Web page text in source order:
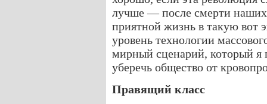
лучше — после смерти наших
приятной жизнь в такую вот
уровень технологии
мирный сценарий, который я
уберечь общество от
Правящий класс